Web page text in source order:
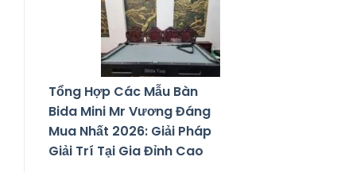
Tổng Hợp Các Mẫu Bàn
Bida Mini Mr Vương Đáng
Mua Nhất 2026: Giải Pháp
Giải Trí Tại Gia Đỉnh Cao